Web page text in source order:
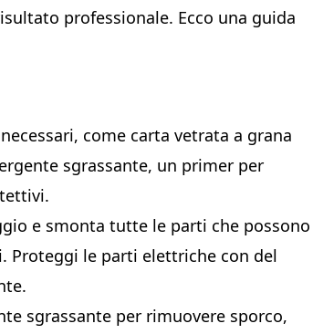
professionale. Ecco una guida
come carta vetrata a grana
sgrassante, un primer per
e smonta tutte le parti che possono
Proteggi le parti elettriche con del
sgrassante per rimuovere sporco,